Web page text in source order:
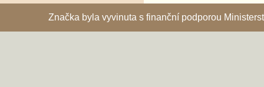
Značka byla vyvinuta s finanční podporou